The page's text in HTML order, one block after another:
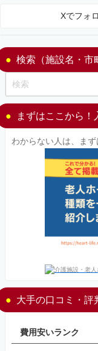
Xでフォ
検索（施設名・市
まずはここから！
わからない人は、まず
大手の口コミ・評
費用安いランク